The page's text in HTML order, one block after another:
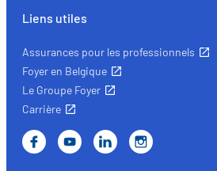
Liens utiles
Assurances pour les professionnels
Foyer en Belgique
Le Groupe Foyer
Carrière